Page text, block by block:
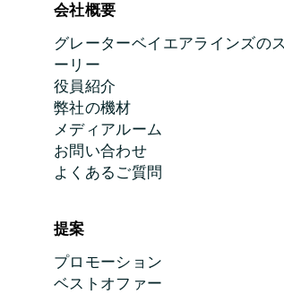
会社概要
グレーターベイエアラインズの
ーリー
役員紹介
弊社の機材
メディアルーム
お問い合わせ
よくあるご質問
提案
プロモーション
ベストオファー